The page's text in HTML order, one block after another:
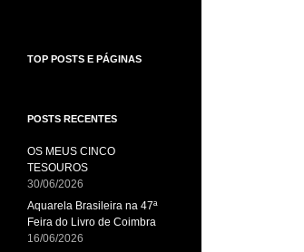
TOP POSTS E PÁGINAS
POSTS RECENTES
OS MEUS CINCO
TESOUROS
30/06/2026
Aquarela Brasileira na 47ª
Feira do Livro de Coimbra
16/06/2026